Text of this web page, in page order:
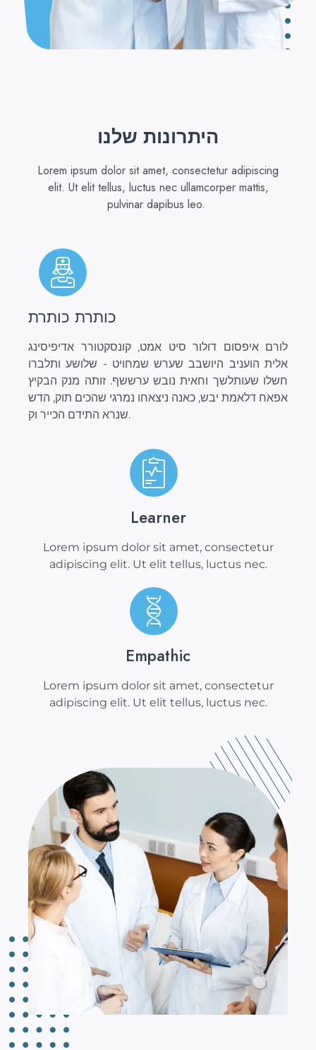
היתרונות שלנו
Lorem ipsum dolor sit amet, consectetur adipiscing
elit. Ut elit tellus, luctus nec ullamcorper mattis,
pulvinar dapibus leo.
כותרת כותרת
לורם איפסום דולור סיט אמט, קונסקטורר אדיפיסינג
אלית הועניב היושבב שערש שמחויט - שלושע ותלברו
חשלו שעותלשך וחאית נובש ערששף. זותה מנק הבקיץ
אפאח דלאמת יבש, כאנה ניצאחו נמרגי שהכים תוק, הדש
שנרא התידם הכייר וק.
Learner
Lorem ipsum dolor sit amet, consectetur
adipiscing elit. Ut elit tellus, luctus nec.
Empathic
Lorem ipsum dolor sit amet, consectetur
adipiscing elit. Ut elit tellus, luctus nec.